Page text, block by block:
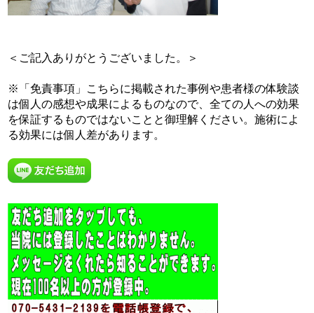
＜ご記入ありがとうございました。＞
※「免責事項」こちらに掲載された事例や患者様の体験談
は個人の感想や成果によるものなので、全ての人への効果
を保証するものではないことと御理解ください。施術によ
る効果には個人差があります。